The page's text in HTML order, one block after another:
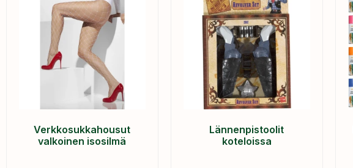
Verkkosukkahousut
valkoinen isosilmä
Lännenpistoolit
koteloissa